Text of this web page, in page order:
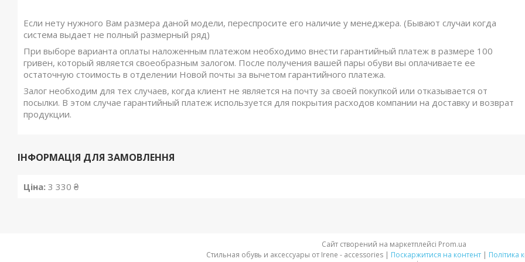
Если нету нужного Вам размера даной модели, переспросите его наличие у менеджера. (Бывают случаи когда
система выдает не полный размерный ряд)
При выборе варианта оплаты наложенным платежом необходимо внести гарантийный платеж в размере 100
гривен, который является своеобразным залогом. После получения вашей пары обуви вы оплачиваете ее
остаточную стоимость в отделении Новой почты за вычетом гарантийного платежа.
Залог необходим для тех случаев, когда клиент не является на почту за своей покупкой или отказывается от
посылки. В этом случае гарантийный платеж используется для покрытия расходов компании на доставку и возврат
продукции.
ІНФОРМАЦІЯ ДЛЯ ЗАМОВЛЕННЯ
Ціна: 3 330 ₴
Сайт створений на маркетплейсі Prom.ua
Стильная обувь и аксессуары от Irene - accessories | Поскаржитися на контент | Політика